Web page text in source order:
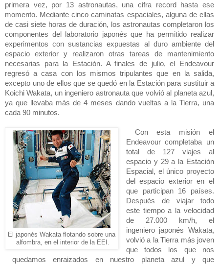
primera vez, por 13 astronautas, una cifra record hasta ese
momento. Mediante cinco caminatas espaciales, alguna de ellas
de casi siete horas de duración, los astronautas completaron los
componentes del laboratorio japonés que ha permitido realizar
experimentos con sustancias expuestas al duro ambiente del
espacio exterior y realizaron otras tareas de mantenimiento
necesarias para
la Estación. Afinales de julio, el Endeavour
regresó a casa con los mismos tripulantes que en la salida,
excepto uno de ellos que se quedó en la Estaciónpara sustituir a
Koichi Wakata, un ingeniero astronauta que volvió al planeta azul,
ya que llevaba más de 4 meses dando vueltas a la Tierra, una
cada 90 minutos.
El japonés Wakata flotando sobre una
alfombra, en el interior de la EEI.
Con esta misión el
Endeavour completaba un
total de 127 viajes al
espacio y 29 a la Estación
Espacial , el único proyecto
del espacio exterior en el
que participan 16 países.
Después de viajar todo
este tiempo a la velocidad
de 27.000 km/h, el
ingeniero japonés Wakata,
volvió a la Tierra más joven
que todos los que nos
quedamos enraizados en nuestro planeta azul y que